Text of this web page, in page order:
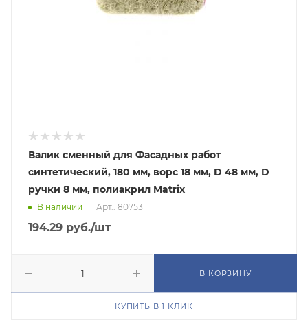
Валик сменный для Фасадных работ
синтетический, 180 мм, ворс 18 мм, D 48 мм, D
ручки 8 мм, полиакрил Matrix
В наличии Арт.: 80753
194.29 руб./шт
В КОРЗИНУ
КУПИТЬ В 1 КЛИК